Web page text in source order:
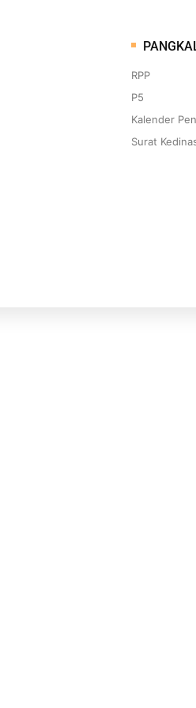
RPP
P5
Kalender
Surat